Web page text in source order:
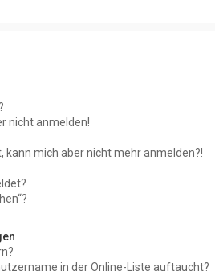
nicht anmelden!
kann mich aber nicht mehr anmelden?!
in der Online-Liste auftaucht?